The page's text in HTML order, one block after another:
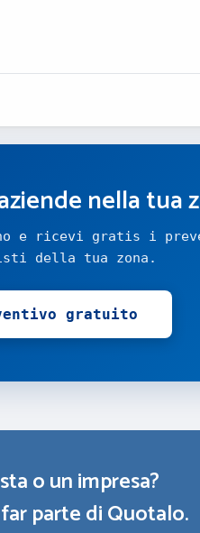
nella tua
e ricevi gratis i
della tua zona.
gratuito
o un impresa?
parte di Quotalo.